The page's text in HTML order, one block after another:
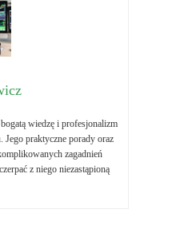
wiedzę i profesjonalizm
praktyczne porady oraz
zagadnień
z niego niezastąpioną